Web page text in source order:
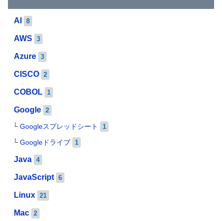
AI 8
AWS 3
Azure 3
CISCO 2
COBOL 1
Google 2
Googleスプレッドシート 1
Googleドライブ 1
Java 4
JavaScript 6
Linux 21
Mac 2